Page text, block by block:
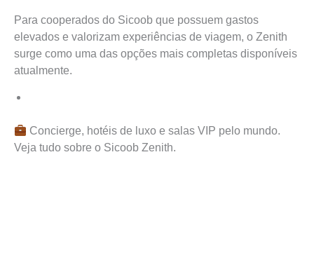
Para cooperados do Sicoob que possuem gastos
elevados e valorizam experiências de viagem, o Zenith
surge como uma das opções mais completas disponíveis
atualmente.
Concierge, hotéis de luxo e salas VIP pelo mundo.
Veja tudo sobre o Sicoob Zenith.